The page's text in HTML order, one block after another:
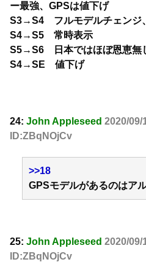
ー最強、GPSは値下げ
S3→S4 フルモデルチェンジ
S4→S5 常時表示
S5→S6 日本ではほぼ恩恵無
S4→SE 値下げ
24: John Appleseed 2020/09/
ID:ZBqNOjCv
>>18
GPSモデルがあるのはア
25: John Appleseed 2020/09/
ID:ZBqNOjCv